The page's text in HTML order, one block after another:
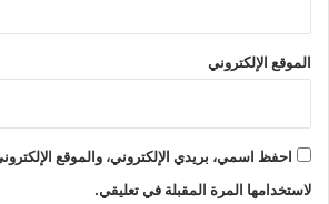
الموقع الإلكتروني
احفظ اسمي، بريدي الإلكتروني، والموقع
لاستخدامها المرة المقبلة في تعليقي.